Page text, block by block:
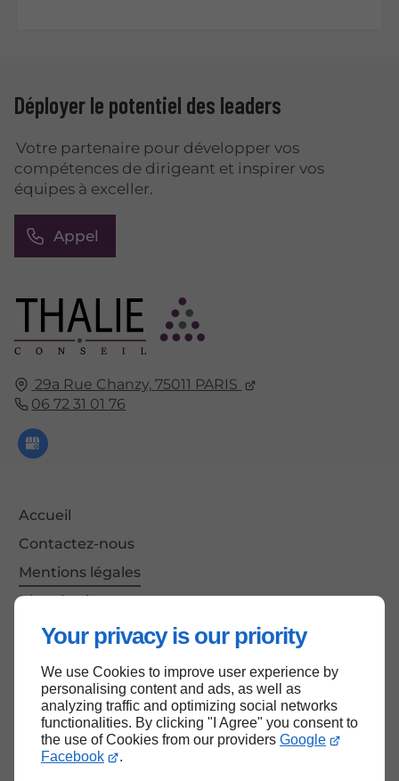
Your privacy is our priority
We use Cookies to improve user experience by
personalising content and ads, as well as
analyzing traffic and optimizing social networks
functionalities. By clicking "I Agree" you consent to
the use of Cookies from our providers Google
Facebook
.
29a Rue Chanzy, 75011 PARIS
06 72 31 01 76
Accueil
Contactez-nous
Mentions légales
Plan du site
Déployer le potentiel des leaders
Votre partenaire pour développer vos
compétences de dirigeant et inspirer vos
équipes à exceller.
Appel
Haut de page